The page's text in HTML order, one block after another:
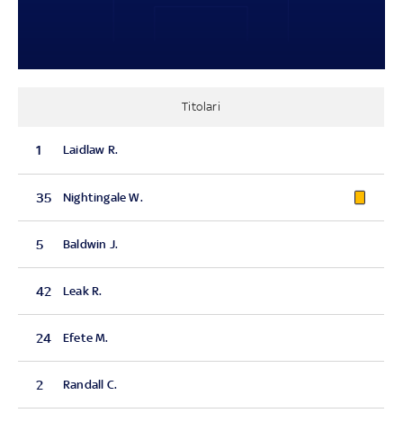
Titolari
1 Laidlaw R.
35 Nightingale W.
5 Baldwin J.
42 Leak R.
24 Efete M.
2 Randall C.